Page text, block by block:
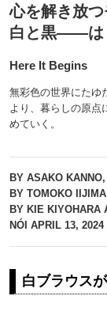
心を解き放
白と黒――は
Here It Begins
無彩色の世界にたゆ
より、暮らしの原点
めていく。
BY ASAKO
BY TOMOKO
BY KIE KIYOHARA
NÓI APRIL 13, 2024
白ブラウス